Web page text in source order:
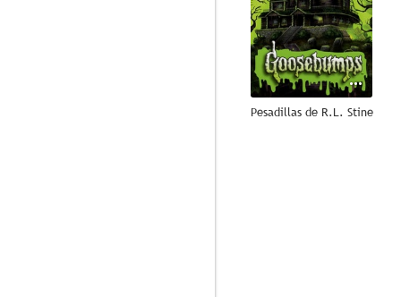
Pesadillas de R.L. Stine